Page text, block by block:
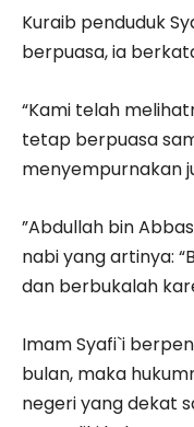
Kuraib penduduk
berpuasa, ia
“Kami telah
tetap berpuasa
menyempurnakan
”Abdullah bin
nabi yang artinya:
dan berbukalah
Imam Syafi`i
bulan, maka
negeri yang dekat